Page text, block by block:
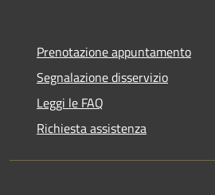
Prenotazione appuntamento
Segnalazione disservizio
Leggi le FAQ
Richiesta assistenza